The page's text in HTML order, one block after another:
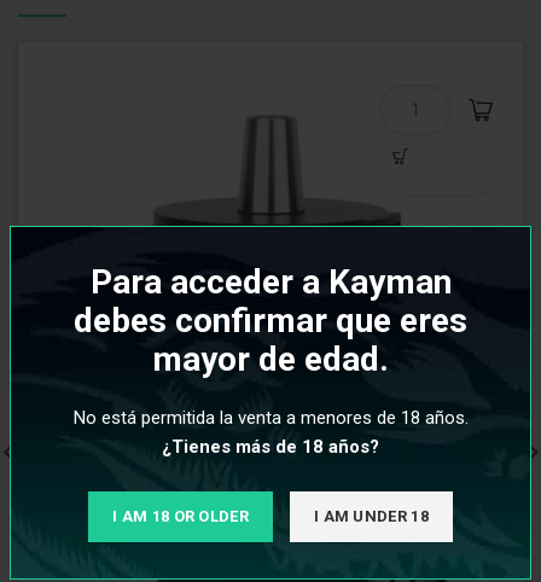
Para acceder a Kayman
debes confirmar que eres
mayor de edad.
No está permitida la venta a menores de 18 años.
¿Tienes más de 18 años?
I AM 18 OR OLDER I AM UNDER 18